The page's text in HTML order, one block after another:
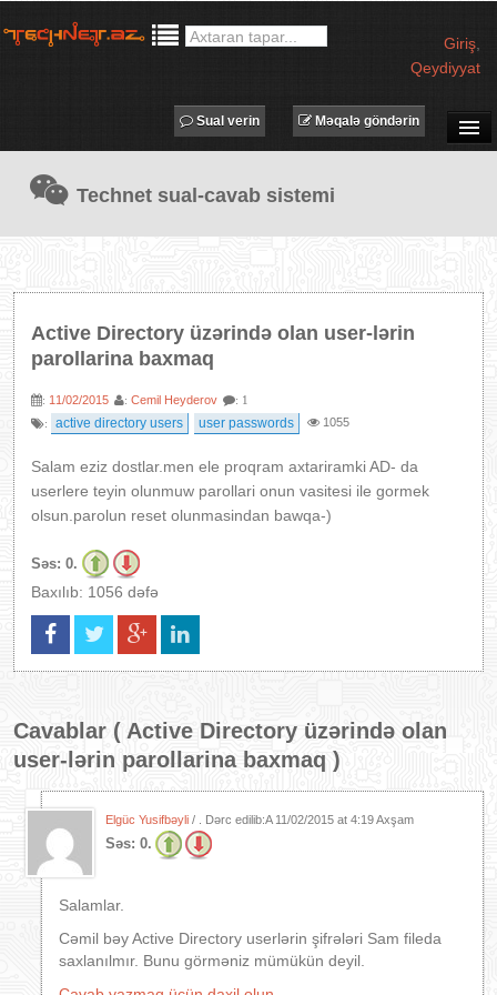
Giriş
Qeydiyyat
TECHNET TV
MƏQALƏLƏR
PROQRAMLAR
IT LÜĞƏT
Məqalə göndərin
Sual verin
Technet sual-cavab sistemi
Active Directory üzərində olan user-lərin
parollarina baxmaq
: 11/02/2015 : Cemil Heyderov
: 1
:
active directory users user passwords 1055
Salam eziz dostlar.men ele proqram axtariramki AD- da
userlere teyin olunmuw parollari onun vasitesi ile gormek
olsun.parolun reset olunmasindan bawqa-)
Səs: 0.
Baxılıb: 1056 dəfə
Cavablar ( Active Directory üzərində olan
user-lərin parollarina baxmaq )
Elgüc Yusifbəyli / . Dərc edilib:A 11/02/2015 at 4:19 Axşam
Səs: 0.
Salamlar.
Cəmil bəy Active Directory userlərin şifrələri Sam fileda
saxlanılmır. Bunu görməniz mümükün deyil.